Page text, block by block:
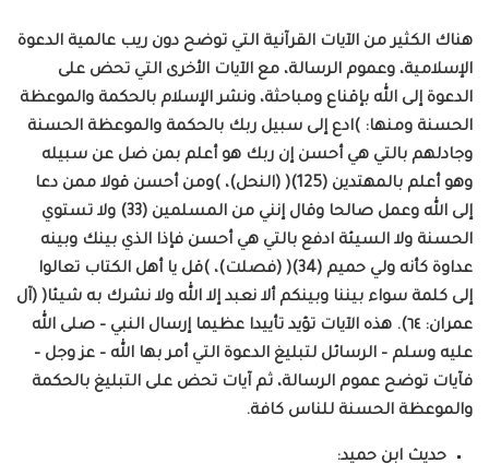
هناك الكثير من الآيات القرآنية التي توضح دون ريب عالمية الدعوة
الإسلامية، وعموم الرسالة، مع الآيات الأخرى التي تحض على
الدعوة إلى الله بإقناع ومباحثة، ونشر الإسلام بالحكمة والموعظة
الحسنة ومنها: )ادع إلى سبيل ربك بالحكمة والموعظة الحسنة
وجادلهم بالتي هي أحسن إن ربك هو أعلم بمن ضل عن سبيله
وهو أعلم بالمهتدين (125)( (النحل)، )ومن أحسن قولا ممن دعا
إلى الله وعمل صالحا وقال إنني من المسلمين (33) ولا تستوي
الحسنة ولا السيئة ادفع بالتي هي أحسن فإذا الذي بينك وبينه
عداوة كأنه ولي حميم (34)( (فصلت)، )قل يا أهل الكتاب تعالوا
إلى كلمة سواء بيننا وبينكم ألا نعبد إلا الله ولا نشرك به شيئا( (آل
عمران: ٦٤). هذه الآيات تؤيد تأييدا عظيما إرسال النبي – صلى الله
عليه وسلم – الرسائل لتبليغ الدعوة التي أمر بها الله – عز وجل –
فآيات توضح عموم الرسالة، ثم آيات تحض على التبليغ بالحكمة
والموعظة الحسنة للناس كافة.
حديث ابن حميد: